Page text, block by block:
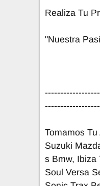
Realiza Tu
"Nuestra
Tomamos
Suzuki
s Bmw, Ibiza
Soul Versa